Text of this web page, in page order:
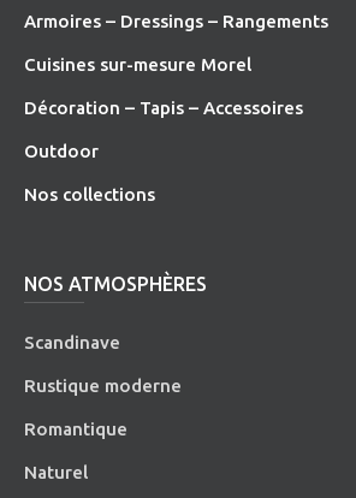
Armoires – Dressings – Rangements
Cuisines sur-mesure Morel
Décoration – Tapis – Accessoires
Outdoor
Nos collections
NOS ATMOSPHÈRES
Scandinave
Rustique moderne
Romantique
Naturel